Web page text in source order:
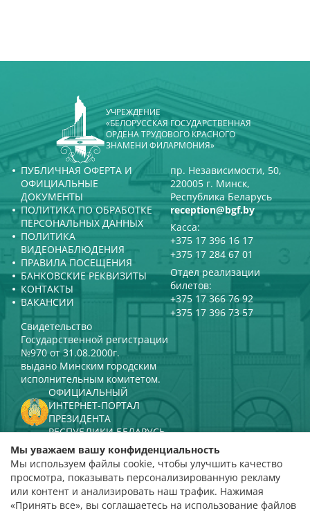
УЧРЕЖДЕНИЕ
«БЕЛОРУССКАЯ ГОСУДАРСТВЕННАЯ
ОРДЕНА ТРУДОВОГО КРАСНОГО
ЗНАМЕНИ ФИЛАРМОНИЯ»
ПУБЛИЧНАЯ ОФЕРТА И
ОФИЦИАЛЬНЫЕ
ДОКУМЕНТЫ
ПОЛИТИКА ПО ОБРАБОТКЕ
ПЕРСОНАЛЬНЫХ ДАННЫХ
ПОЛИТИКА
ВИДЕОНАБЛЮДЕНИЯ
ПРАВИЛА ПОСЕЩЕНИЯ
БАНКОВСКИЕ РЕКВИЗИТЫ
КОНТАКТЫ
ВАКАНСИИ
пр. Независимости, 50,
220005 г. Минск,
Республика Беларусь
reception@bgf.by
Касса:
+375 17 396 16 17
+375 17 284 67 01
Отдел реализации
билетов:
+375 17 366 76 92
+375 17 396 73 57
Свидетельство
Государственной регистрации
№970 от 31.08.2000г.
выдано Минским городским
исполнительным комитетом.
ОФИЦИАЛЬНЫЙ
ИНТЕРНЕТ-ПОРТАЛ
ПРЕЗИДЕНТА
РЕСПУБЛИКИ БЕЛАРУСЬ
МИНИСТЕРСТВО КУЛЬТУРЫ
РЕСПУБЛИКИ БЕЛАРУСЬ
ПОРТАЛ
РЕЙТИНГОВОЙ ОЦЕНКИ
Мы уважаем вашу конфиденциальность
Мы используем файлы cookie, чтобы улучшить качество
просмотра, показывать персонализированную рекламу
или контент и анализировать наш трафик. Нажимая
«Принять все», вы соглашаетесь на использование файлов